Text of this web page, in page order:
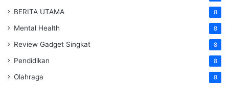
BERITA UTAMA 8
Mental Health 8
Review Gadget Singkat 8
Pendidikan 8
Olahraga 8